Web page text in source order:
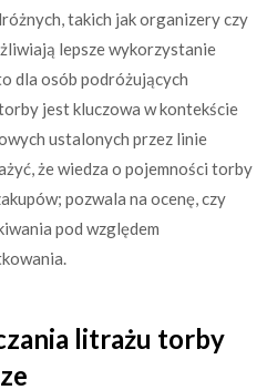
takich jak organizery czy
lepsze wykorzystanie
dla osób podróżujących
jest kluczowa w kontekście
ustalonych przez linie
że wiedza o pojemności torby
pozwala na ocenę, czy
pod względem
litrażu torby